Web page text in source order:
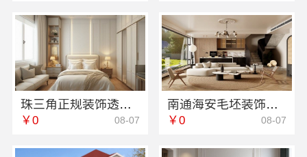
珠三角正规装饰透明化施工，广东鼎饰空间装饰工程有限公司
￥0 08-07
南通海安毛坯装饰公司设计-南通宏域全宅装饰建材有限公司
￥0 08-07